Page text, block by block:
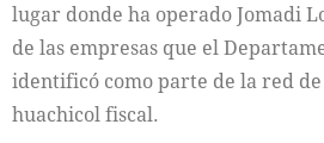
lugar donde ha operado Jomadi
de las empresas que el
identificó como parte de la red
huachicol fiscal.